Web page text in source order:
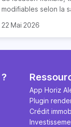
modifiables selon la
d’impayés de loyers…
comporte de
également un
surtout si vous louez
via Airbnb.
appartement sera
rendement locatif
fonction de plusieurs
taux d’occupation,
d’exploitation et
gestion. Les détails
22 Mai 2026
App Horiz
Plugin
Crédit